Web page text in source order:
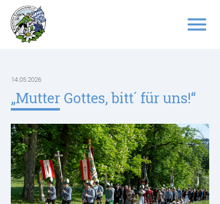
menu
14.05.2026
„Mutter Gottes, bitt´ für uns!“